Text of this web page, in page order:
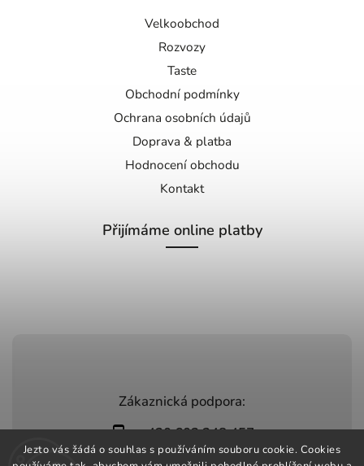
Jezto vás žádá o souhlas s používáním souboru cookie. Cookies
Zákaznická podpora:
+420 603 248 457
Velkoobchod
Rozvozy
Taste
Obchodní podmínky
Ochrana osobních údajů
Doprava & platba
Hodnocení obchodu
Kontakt
Přijímáme online platby